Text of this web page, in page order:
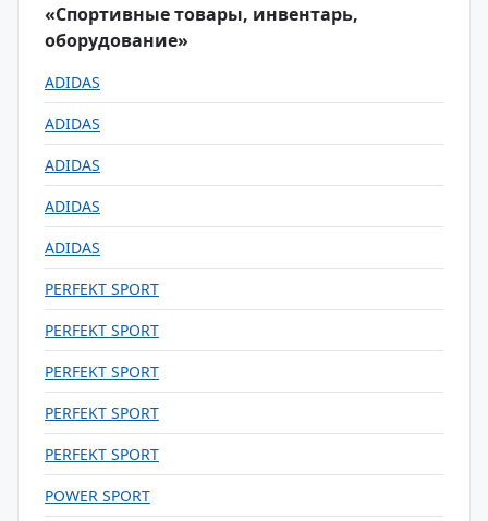
«Спортивные товары, инвентарь,
оборудование»
ADIDAS
ADIDAS
ADIDAS
ADIDAS
ADIDAS
PERFEKT SPORT
PERFEKT SPORT
PERFEKT SPORT
PERFEKT SPORT
PERFEKT SPORT
POWER SPORT